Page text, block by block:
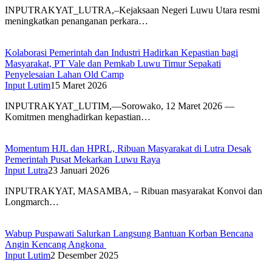
INPUTRAKYAT_LUTRA,–Kejaksaan Negeri Luwu Utara resmi
meningkatkan penanganan perkara…
Kolaborasi Pemerintah dan Industri Hadirkan Kepastian bagi
Masyarakat, PT Vale dan Pemkab Luwu Timur Sepakati
Penyelesaian Lahan Old Camp
Input Lutim15 Maret 2026
INPUTRAKYAT_LUTIM,—Sorowako, 12 Maret 2026 —
Komitmen menghadirkan kepastian…
Momentum HJL dan HPRL, Ribuan Masyarakat di Lutra Desak
Pemerintah Pusat Mekarkan Luwu Raya
Input Lutra23 Januari 2026
INPUTRAKYAT, MASAMBA, – Ribuan masyarakat Konvoi dan
Longmarch…
Wabup Puspawati Salurkan Langsung Bantuan Korban Bencana
Angin Kencang Angkona ‎
Input Lutim2 Desember 2025